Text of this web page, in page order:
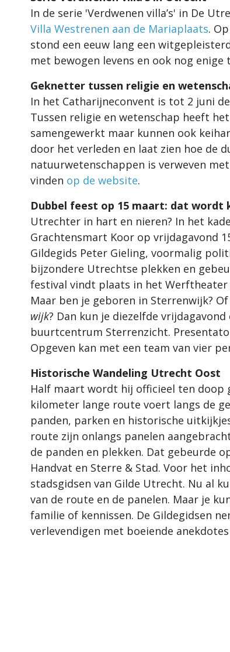
In de serie 'Verdwenen villa’s' in De
Villa Westrenen aan de Mariaplaats.
stond een eeuw lang een
met bewogen levens en ook nog
Geknetter tussen religie en
In het Catharijneconvent is tot 2 juni
Tussen religie en wetenschap heeft
samengewerkt maar kunnen ook
door het verleden en laat zien hoe de
natuurwetenschappen is verweven
vinden op de website.
Dubbel feest op 15 maart: dat wordt
Utrechter in hart en nieren? In het
Grachtensmart Koor op vrijdagavond
Gildegids Peter Gieling, voormalig
bijzondere Utrechtse plekken en
festival vindt plaats in het
Maar ben je geboren in Sterrenwijk?
wijk? Dan kun je diezelfde
buurtcentrum Sterrenzicht.
Opgeven kan met een team van vier
Historische Wandeling Utrecht Oost
Half maart wordt hij officieel ten doop
kilometer lange route voert langs de
panden, parken en historische
route zijn onlangs panelen
de panden en plekken. Dat gebeurde
Handvat en Sterre & Stad. Voor het
stadsgidsen van Gilde Utrecht. Nu al
van de route en de panelen. Maar je
familie of kennissen. De Gildegidsen
verlevendigen met boeiende